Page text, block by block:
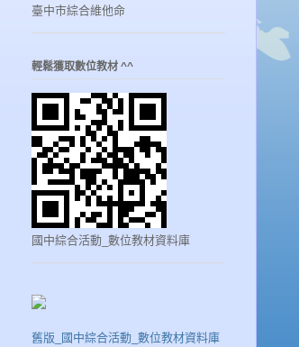
臺中市綜合維他命
輕鬆獲取數位教材 ^^
國中綜合活動_數位教材資料庫
舊版_國中綜合活動_數位教材資料庫